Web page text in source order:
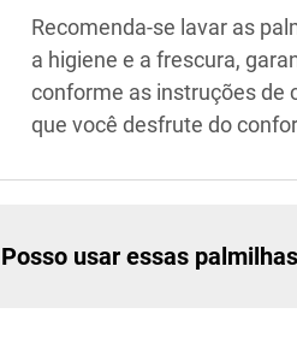
Recomenda-se lavar as
a higiene e a frescura,
conforme as instruções de
que você desfrute do
Posso usar essas